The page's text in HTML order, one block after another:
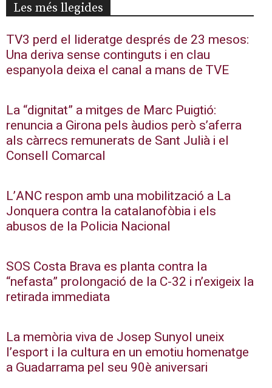
Les més llegides
TV3 perd el lideratge després de 23 mesos:
Una deriva sense continguts i en clau
espanyola deixa el canal a mans de TVE
La “dignitat” a mitges de Marc Puigtió:
renuncia a Girona pels àudios però s’aferra
als càrrecs remunerats de Sant Julià i el
Consell Comarcal
L’ANC respon amb una mobilització a La
Jonquera contra la catalanofòbia i els
abusos de la Policia Nacional
SOS Costa Brava es planta contra la
“nefasta” prolongació de la C-32 i n’exigeix la
retirada immediata
La memòria viva de Josep Sunyol uneix
l’esport i la cultura en un emotiu homenatge
a Guadarrama pel seu 90è aniversari